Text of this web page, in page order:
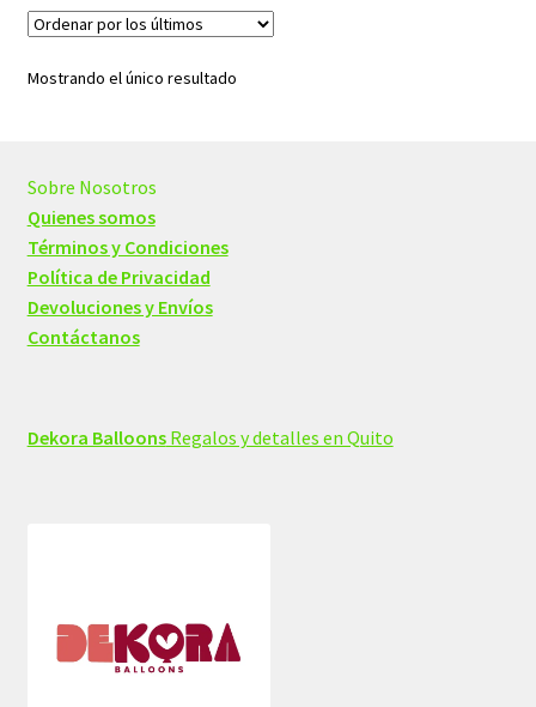
Mostrando el único resultado
Sobre Nosotros
Quienes somos
Términos y Condiciones
Política de Privacidad
Devoluciones y Envíos
Contáctanos
Dekora BalloonsRegalos y detalles en Quito